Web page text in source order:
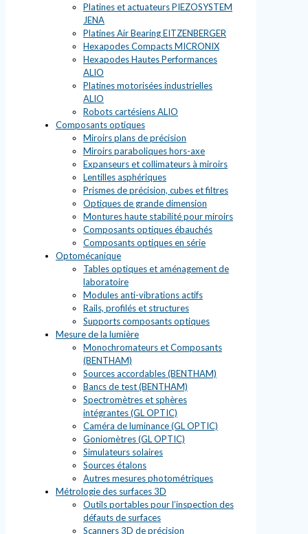
Platines et actuateurs PIEZOSYSTEM
JENA
Platines Air Bearing EITZENBERGER
Hexapodes Compacts MICRONIX
Hexapodes Hautes Performances
ALIO
Platines motorisées industrielles
ALIO
Robots cartésiens ALIO
Composants optiques
Miroirs plans de précision
Miroirs paraboliques hors-axe
Expanseurs et collimateurs à miroirs
Lentilles asphériques
Prismes de précision, cubes et filtres
Optiques de grande dimension
Montures haute stabilité pour miroirs
Composants optiques ébauchés
Composants optiques en série
Optomécanique
Tables optiques et aménagement de
laboratoire
Modules anti-vibrations actifs
Rails, profilés et structures
Supports composants optiques
Mesure de la lumière
Monochromateurs et Composants
(BENTHAM)
Sources accordables (BENTHAM)
Bancs de test (BENTHAM)
Spectromètres et sphères
intégrantes (GL OPTIC)
Caméra de luminance (GL OPTIC)
Goniomètres (GL OPTIC)
Simulateurs solaires
Sources étalons
Autres mesures photométriques
Métrologie des surfaces 3D
Outils portables pour l’inspection des
défauts de surfaces
Scanners 3D de précision